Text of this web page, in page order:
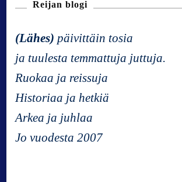
i
g
a
t
Reijan blogi
(Lähes) päivittäin tosia
ja tuulesta temmattuja juttuja.
Ruokaa ja reissuja
Historiaa ja hetkiä
Arkea ja juhlaa
Jo vuodesta 2007